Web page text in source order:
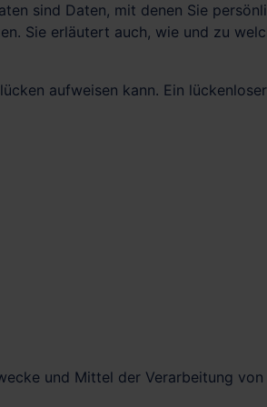
sind Daten, mit denen Sie
Sie erläutert auch, wie und zu
aufweisen kann. Ein
und Mittel der Verarbeitung von